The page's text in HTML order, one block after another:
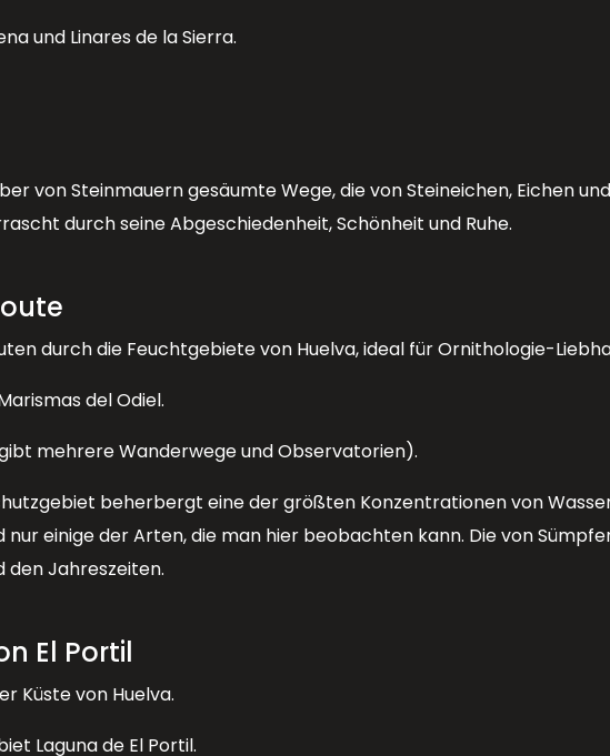
und Linares de la Sierra.
von Steinmauern gesäumte Wege, die von Steineichen, Eichen
durch seine Abgeschiedenheit, Schönheit und Ruhe.
durch die Feuchtgebiete von Huelva, ideal für Ornithologie-
del Odiel.
mehrere Wanderwege und Observatorien).
beherbergt eine der größten Konzentrationen von
nur einige der Arten, die man hier beobachten kann. Die von
den Jahreszeiten.
El Portil
Küste von Huelva.
Laguna de El Portil.